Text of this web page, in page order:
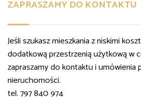
ZAPRASZAMY DO KONTAKTU
Jeśli szukasz mieszkania z niskimi
dodatkową przestrzenią użytkową w
zapraszamy do kontaktu i umówienia
nieruchomości.
tel. 797 840 974